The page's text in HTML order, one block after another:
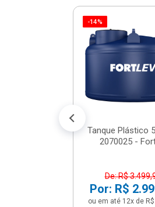
-14%
Tanque Plástico
2070025 -
De: R$
Por: R$
ou em até 12x de